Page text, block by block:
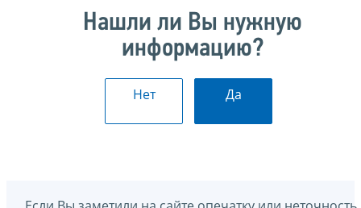
Нашли ли Вы нужную
информацию?
Нет Да